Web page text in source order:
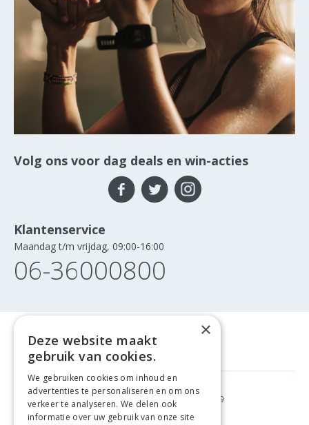
Volg ons voor dag deals en win-acties
Klantenservice
Maandag t/m vrijdag, 09:00-16:00
06-36000800
GRATIS VERZENDING VANAF €99
×
Deze website maakt
gebruik van cookies.
We gebruiken cookies om inhoud en
advertenties te personaliseren en om ons
verkeer te analyseren. We delen ook
informatie over uw gebruik van onze site